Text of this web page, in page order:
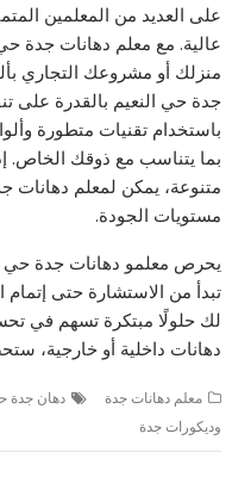
على العديد من المعلمين
عالية. مع معلم دهانات جدة
منزلك أو مشروعك التجاري
جدة حي النعيم بالقدرة على
باستخدام تقنيات متطورة
بما يتناسب مع ذوقك الخاص.
متنوعة، يمكن لمعلم دهانات
مستويات الجودة.
يحرص معلمو دهانات جدة حي
تبدأ من الاستشارة حتى
لك حلولًا مبتكرة تسهم في
دهانات داخلية أو خارجية،
معلم دهانات جدة دهان جدة
وديكورات جدة